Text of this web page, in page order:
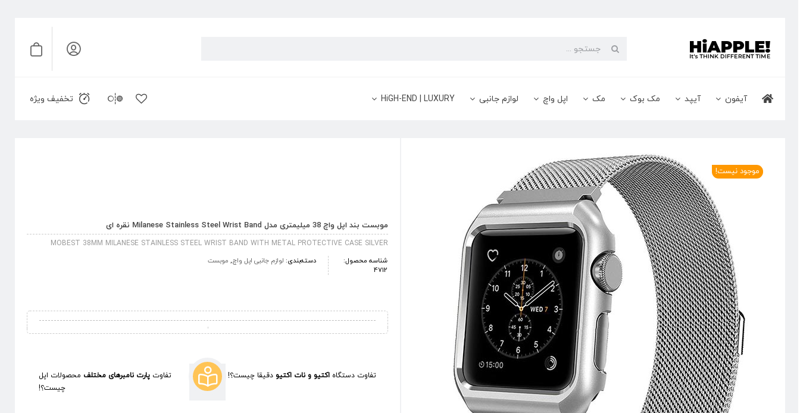
content
جستجو
آیفون آیپد مک بوک مک اپل واچ لوازم جانبی HiGH-END | LUXURY تخفیف ویژه
موجود نیست!
موبست بند اپل واچ 38 میلیمتری مدل Milanese Stainless Steel Wrist Band نقره ای
MOBEST 38MM MILANESE STAINLESS STEEL WRIST BAND WITH METAL PROTECTIVE CASE SILVER
شناسه محصول:
4712
دسته‌بندی: لوازم جانبی اپل واچ, موبست
تفاوت دستگاه اکتیو و نات اکتیو دقیقا چیست؟! تفاوت پارت نامبرهای مختلف محصولات اپل
چیست؟!